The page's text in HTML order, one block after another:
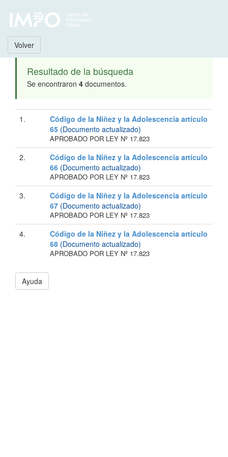
Volver
Resultado de la búsqueda
Se encontraron 4 documentos.
1.
Código de la Niñez y la Adolescencia artículo
65 (Documento actualizado)
APROBADO POR LEY Nº 17.823
2.
Código de la Niñez y la Adolescencia artículo
66 (Documento actualizado)
APROBADO POR LEY Nº 17.823
3.
Código de la Niñez y la Adolescencia artículo
67 (Documento actualizado)
APROBADO POR LEY Nº 17.823
4.
Código de la Niñez y la Adolescencia artículo
68 (Documento actualizado)
APROBADO POR LEY Nº 17.823
Ayuda